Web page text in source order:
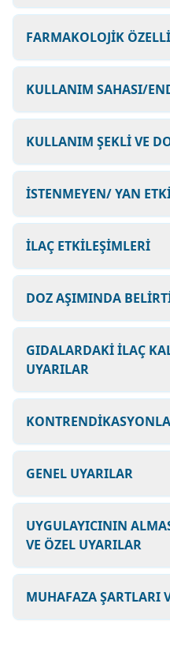
FARMAKOLOJİK
KULLANIM SAHASI/
KULLANIM ŞEKLİ VE
İSTENMEYEN/ YAN
İLAÇ ETKİLEŞİMLERİ
DOZ AŞIMINDA
GIDALARDAKİ İLAÇ
UYARILAR
GENEL UYARILAR
UYGULAYICININ
VE ÖZEL UYARILAR
MUHAFAZA ŞARTLARI